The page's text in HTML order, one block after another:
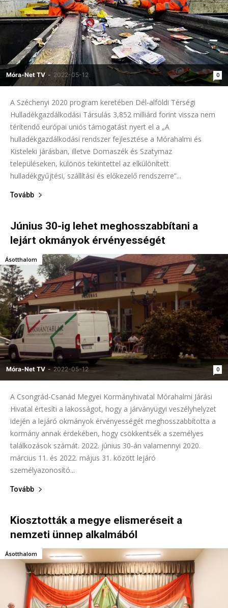
Móra-Net TV - 2022-05-12 0
A Széchenyi 2020 program keretében Dél-alföldi Térségi
Hulladékgazdálkodási Társulás 3,852 milliárd forint vissza nem
térítendő európai uniós támogatást nyert el a „A
hulladékgazdálkodási rendszer fejlesztése a Mórahalmi és
Kisteleki járásban, illetve Domaszék és Szatymaz
településeken, különös tekintettel az elkülönített
hulladékgyűjtési, szállítási és előkezelő rendszerre”...
Tovább
Június 30-ig lehet meghosszabbítani a
lejárt okmányok érvényességét
Móra-Net TV - 2022-05-12 0
Ásotthalom
A Csongrád-Csanád Megyei Kormányhivatal Mórahalmi Járási
Hivatal értesíti a lakosságot, hogy a járványügyi veszélyhelyzet
idején a lejáró okmányok érvényességét meghosszabbította a
kormány annak érdekében, hogy csökkentsék a személyes
találkozások számát. 2022. június 30-án valamennyi 2020.
március 11. és 2022. május 31. között lejáró
személyazonosító...
Tovább
Kiosztották a megye elismeréseit a
nemzeti ünnep alkalmából
Ásotthalom